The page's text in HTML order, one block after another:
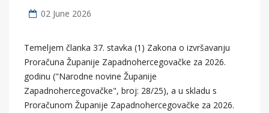
02 June 2026
Temeljem članka 37. stavka (1) Zakona o izvršavanju
Proračuna Županije Zapadnohercegovačke za 2026.
godinu ("Narodne novine Županije
Zapadnohercegovačke", broj: 28/25), a u skladu s
Proračunom Županije Zapadnohercegovačke za 2026.